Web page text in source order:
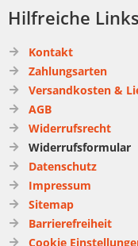
Hilfreiche Links
Kontakt
Zahlungsarten
Versandkosten &
AGB
Widerrufsrecht
Widerrufsformular
Datenschutz
Impressum
Sitemap
Barrierefreiheit
Cookie